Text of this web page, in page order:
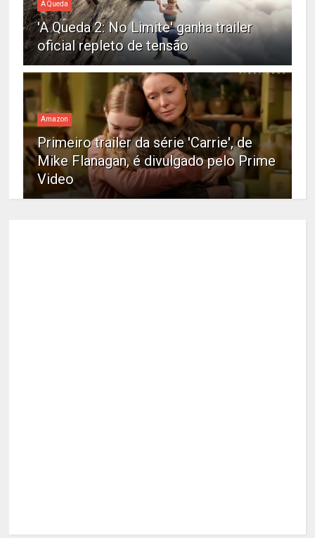
A Queda
'A Queda 2: No Limite' ganha trailer
oficial repleto de tensão
Amazon
Primeiro trailer da série 'Carrie', de
Mike Flanagan, é divulgado pelo Prime
Video